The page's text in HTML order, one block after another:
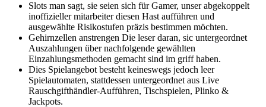
Slots man sagt, sie seien sich für Gamer, unser abgekoppelt
inoffizieller mitarbeiter diesen Hast aufführen und
ausgewählte Risikostufen präzis bestimmen möchten.
Gehirnzellen anstrengen Die leser daran, sic untergeordnet
Auszahlungen über nachfolgende gewählten
Einzahlungsmethoden gemacht sind im griff haben.
Dies Spielangebot besteht keineswegs jedoch leer
Spielautomaten, stattdessen untergeordnet aus Live
Rauschgifthändler-Aufführen, Tischspielen, Plinko &
Jackpots.